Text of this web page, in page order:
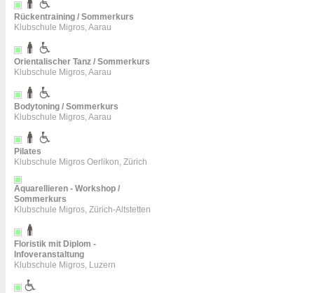
Rückentraining / Sommerkurs
Klubschule Migros, Aarau
Orientalischer Tanz / Sommerkurs
Klubschule Migros, Aarau
Bodytoning / Sommerkurs
Klubschule Migros, Aarau
Pilates
Klubschule Migros Oerlikon, Zürich
Aquarellieren - Workshop /
Sommerkurs
Klubschule Migros, Zürich-Altstetten
Floristik mit Diplom -
Infoveranstaltung
Klubschule Migros, Luzern